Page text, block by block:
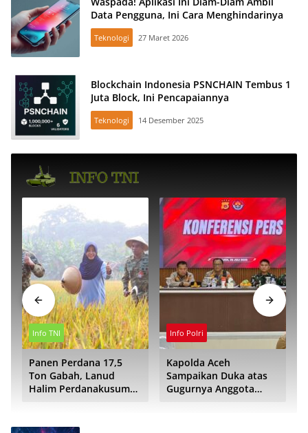
Data Pengguna, Ini Cara Menghindarinya
Teknologi 27 Maret 2026
Blockchain Indonesia PSNCHAIN Tembus 1
Juta Block, Ini Pencapaiannya
Teknologi 14 Desember 2025
Info TNI
Panen Perdana 17,5
Ton Gabah, Lanud
Halim Perdanakusuma
Info Polri
Kapolda Aceh
Sampaikan Duka atas
Gugurnya Anggota